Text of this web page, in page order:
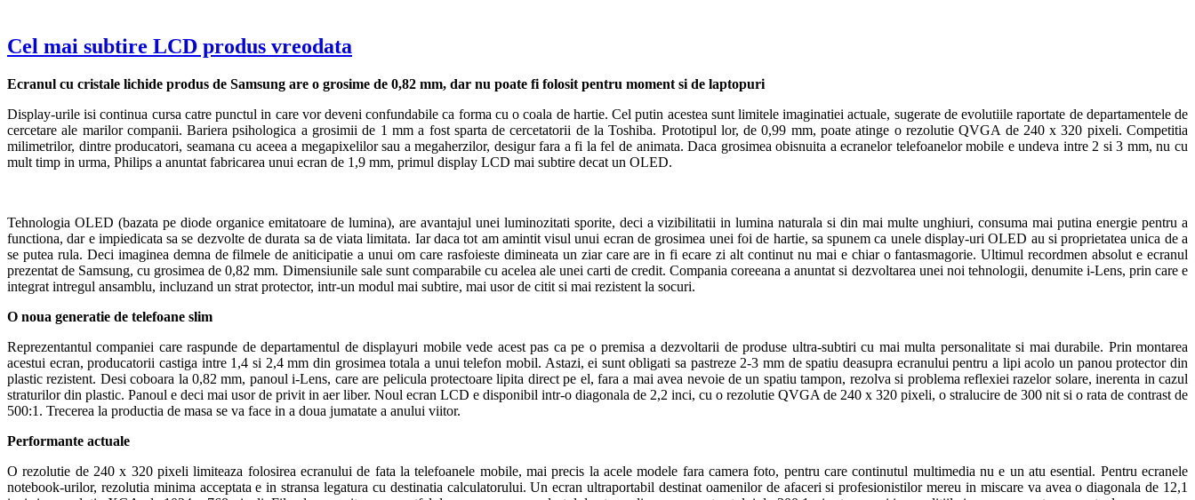
Cel mai subtire LCD produs vreodata
Ecranul cu cristale lichide produs de Samsung are o grosime de 0,82 mm, dar nu poate fi folosit pentru moment si de laptopuri
Display-urile isi continua cursa catre punctul in care vor deveni confundabile ca forma cu o coala de hartie. Cel putin acestea sunt limitele imaginatiei actuale, sugerate de evolutiile raportate de departamentele de
cercetare ale marilor companii. Bariera psihologica a grosimii de 1 mm a fost sparta de cercetatorii de la Toshiba. Prototipul lor, de 0,99 mm, poate atinge o rezolutie QVGA de 240 x 320 pixeli. Competitia
milimetrilor, dintre producatori, seamana cu aceea a megapixelilor sau a megaherzilor, desigur fara a fi la fel de animata. Daca grosimea obisnuita a ecranelor telefoanelor mobile e undeva intre 2 si 3 mm, nu cu
mult timp in urma, Philips a anuntat fabricarea unui ecran de 1,9 mm, primul display LCD mai subtire decat un OLED.
Tehnologia OLED (bazata pe diode organice emitatoare de lumina), are avantajul unei luminozitati sporite, deci a vizibilitatii in lumina naturala si din mai multe unghiuri, consuma mai putina energie pentru a
functiona, dar e impiedicata sa se dezvolte de durata sa de viata limitata. Iar daca tot am amintit visul unui ecran de grosimea unei foi de hartie, sa spunem ca unele display-uri OLED au si proprietatea unica de a
se putea rula. Deci imaginea demna de filmele de aniticipatie a unui om care rasfoieste dimineata un ziar care are in fi ecare zi alt continut nu mai e chiar o fantasmagorie. Ultimul recordmen absolut e ecranul
prezentat de Samsung, cu grosimea de 0,82 mm. Dimensiunile sale sunt comparabile cu acelea ale unei carti de credit. Compania coreeana a anuntat si dezvoltarea unei noi tehnologii, denumite i-Lens, prin care e
integrat intregul ansamblu, incluzand un strat protector, intr-un modul mai subtire, mai usor de citit si mai rezistent la socuri.
O noua generatie de telefoane slim
Reprezentantul companiei care raspunde de departamentul de displayuri mobile vede acest pas ca pe o premisa a dezvoltarii de produse ultra-subtiri cu mai multa personalitate si mai durabile. Prin montarea
acestui ecran, producatorii castiga intre 1,4 si 2,4 mm din grosimea totala a unui telefon mobil. Astazi, ei sunt obligati sa pastreze 2-3 mm de spatiu deasupra ecranului pentru a lipi acolo un panou protector din
plastic rezistent. Desi coboara la 0,82 mm, panoul i-Lens, care are pelicula protectoare lipita direct pe el, fara a mai avea nevoie de un spatiu tampon, rezolva si problema reflexiei razelor solare, inerenta in cazul
straturilor din plastic. Panoul e deci mai usor de privit in aer liber. Noul ecran LCD e disponibil intr-o diagonala de 2,2 inci, cu o rezolutie QVGA de 240 x 320 pixeli, o stralucire de 300 nit si o rata de contrast de
500:1. Trecerea la productia de masa se va face in a doua jumatate a anului viitor.
Performante actuale
O rezolutie de 240 x 320 pixeli limiteaza folosirea ecranului de fata la telefoanele mobile, mai precis la acele modele fara camera foto, pentru care continutul multimedia nu e un atu esential. Pentru ecranele
notebook-urilor, rezolutia minima acceptata e in stransa legatura cu destinatia calculatorului. Un ecran ultraportabil destinat oamenilor de afaceri si profesionistilor mereu in miscare va avea o diagonala de 12,1